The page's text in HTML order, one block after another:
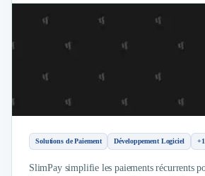
Solutions de Paiement Développement Logiciel +1
SlimPay simplifie les paiements récurrents